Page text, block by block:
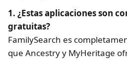
1. ¿Estas aplicaciones son
gratuitas?
FamilySearch es
que Ancestry y MyHeritage